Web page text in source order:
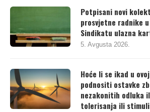
Potpisani novi
prosvjetne radnike u
Sindikatu ulazna
5. Avgusta 2026.
Hoće li se ikad u
podnositi ostavke
nezakonitih odluka
tolerisanja ili